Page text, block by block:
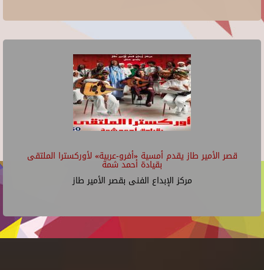
قصر الأمير طاز يقدم أمسية «أفرو-عربية» لأوركسترا الملتقى
بقيادة أحمد شمة
مركز الإبداع الفنى بقصر الأمير طاز